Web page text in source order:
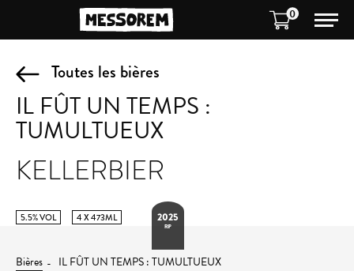
0
Toutes les bières
IL FÛT UN TEMPS :
TUMULTUEUX
KELLERBIER
5.5% VOL 4 X 473ML 2025
RIP
Bières IL FÛT UN TEMPS : TUMULTUEUX